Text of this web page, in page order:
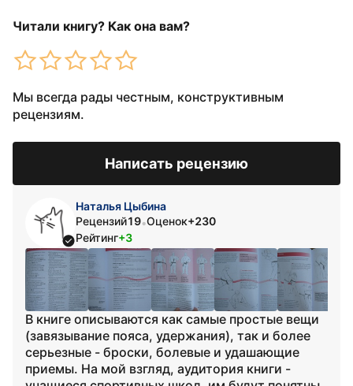
Читали книгу? Как она вам?
Мы всегда рады честным, конструктивным
рецензиям.
Написать рецензию
Наталья Цыбина
Рецензий19•Оценок+230
Рейтинг+3
В книге описываются как самые простые вещи
(завязывание пояса, удержания), так и более
серьезные - броски, болевые и удашающие
приемы. На мой взгляд, аудитория книги -